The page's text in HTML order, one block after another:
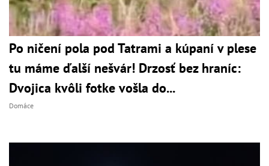
Po ničení pola pod Tatrami a kúpaní v plese
tu máme ďalší nešvár! Drzosť bez hraníc:
Dvojica kvôli fotke vošla do...
Domáce